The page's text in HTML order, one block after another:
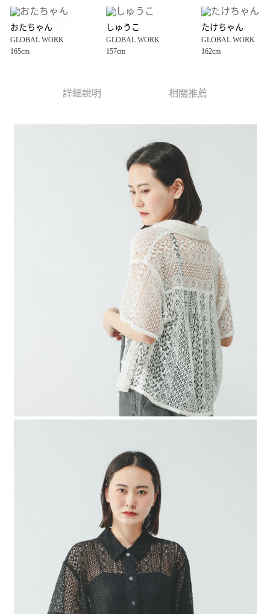
大哥付你分期
【大哥付你分期使用說明】
1.本服務由台灣大哥大提供，台灣大哥大用戶可立即使用無須另外申請。
2.付款方式選擇「大哥付你分期」，訂單成立後會自動跳轉到大哥付的交易
3.實際核准額度、可分期數及費用金額請依後續交易確認頁面所載為準。
4.訂單成立30分鐘內，如未前往確認交易或遇審核未通過，訂單將自動取
1.分期款項不併入電信帳單，「大哥付你分期」於每月結算日後寄送繳費提
2.透過簡訊連結打開帳單後，可選擇「超商條碼／台灣大直營門市／銀行轉
帳／街口支付／iPASS MONEY」等通路繳費。
1.本服務係由「台灣大哥大股份有限公司」（以下簡稱本公司）所提供，讓
用戶於交易時，得透過本服務購買商品或服務，並由商店將買賣／分期付款
買賣價金債權讓與本公司後，依約使用本公司帳單繳交帳款。
2.基於同意付款使用「大哥付你分期」之契約關係目的，商店將以您的個人
資料（包含姓名、電話或地址）提供予台灣大哥大進項蒐集、處理及利用，
由本公司與您本人進行分期帳單所需資料之確認、核對及更正。
3.完整用戶服務條款，請詳閱以下連結：https://oppay.tw/userRule
AFTEE先享後付
３．安心：先確認商品／服務後，再付款。
１．於結帳方式選擇「AFTEE先享後付」後，將跳轉至「AFTEE先享後付」
結帳頁面，進行簡訊認證並確認金額後，即可完成結帳。
２．訂單成立數日內，您將收到繳費通知簡訊。
３．收到繳費通知簡訊後14天內，點擊此簡訊中的連結，可透過四大超商／
ATM／網路銀行／等多元方式進行付款，方視為交易完成。
※ 請注意：結帳手續完成當下不需立刻繳費，但若您需要取消訂單，請聯絡
購買商品的店家。未經商家同意取消之訂單仍視為有效，需透過AFTEE先享
※ 交易是否成功請以「AFTEE先享後付 」之結帳頁面顯示為準，若有關於
是否繳費成功／繳費後需取消欲退款等相關疑問，請聯繫「AFTEE先享後付
https://netprotections.freshdesk.com/support/home
１．透過由恩沛科技股份有限公司提供之「AFTEE先享後付」服務完成之交
易，需依本服務之必要範圍內提供個人資料，並將交易相關給付款項請求債
權轉讓予恩沛科技股份有限公司。
２．關於個人資料處理事宜，請瀏覽以下網址：https://aftee.tw/terms/#terms3
３．未成年的使用者請事先徵得法定代理人或監護人之同意方可使用
「AFTEE先享後付」，若未經同意申辦者引起之損失，本公司不負相關責
４．使用「AFTEE先享後付」時，將依據個別帳號之用戶狀況，依本公司即
時審查核予不同之上限額度；若仍有額度不足之情形，本公司將視審查結果
５．嚴禁一人註冊多個帳號或使用他人資訊註冊。若發現惡意使用之情形，
恩沛科技股份有限公司將有權停止該用戶之使用額度並採取法律行動。
每筆NT$80，滿NT$888(含以上)免運費
每筆NT$80，滿NT$888(含以上)免運費
每筆NT$80，滿NT$1,500(含以上)免運費
每筆NT$80，滿NT$1,500(含以上)免運費
每筆NT$80，滿NT$1,500(含以上)免運費
おたちゃん
GLOBAL WORK
165cm
しゅうこ
GLOBAL WORK
157cm
たけちゃん
GLOBAL WORK
162cm
詳細說明 相關推薦